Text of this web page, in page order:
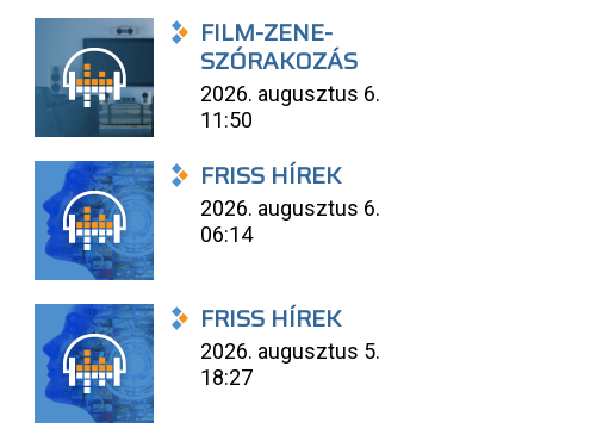
FILM-ZENE-
SZÓRAKOZÁS
2026. augusztus 6.
11:50
FRISS HÍREK
2026. augusztus 6.
06:14
FRISS HÍREK
2026. augusztus 5.
18:27